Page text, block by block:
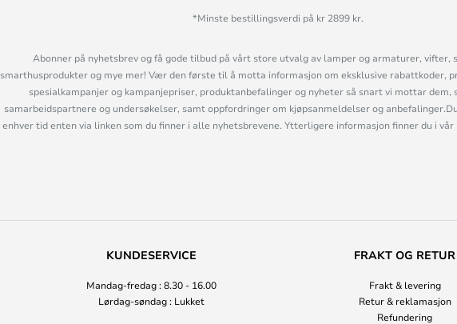
*Minste bestillingsverdi på kr 2899 kr.
Abonner på nyhetsbrev og få gode tilbud på vårt store utvalg av lamper og armaturer, vifter,
smarthusprodukter og mye mer! Vær den første til å motta informasjon om eksklusive rabattkoder,
spesialkampanjer og kampanjepriser, produktanbefalinger og nyheter så snart vi mottar dem,
samarbeidspartnere og undersøkelser, samt oppfordringer om kjøpsanmeldelser og
enhver tid enten via linken som du finner i alle nyhetsbrevene. Ytterligere informasjon finner du i vår
KUNDESERVICE
Mandag-fredag : 8.30 - 16.00
Lørdag-søndag : Lukket
FRAKT OG RETUR
Frakt & levering
Retur & reklamasjon
Refundering